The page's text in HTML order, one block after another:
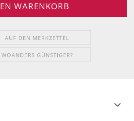
AUF DEN MERKZETTEL
WOANDERS GÜNSTIGER?